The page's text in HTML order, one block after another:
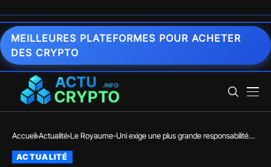
MEILLEURES PLATEFORMES POUR ACHETER
DES CRYPTO
Accueil Actualité Le Royaume-Uni exige une plus grande responsabilité
ACTUALITÉ